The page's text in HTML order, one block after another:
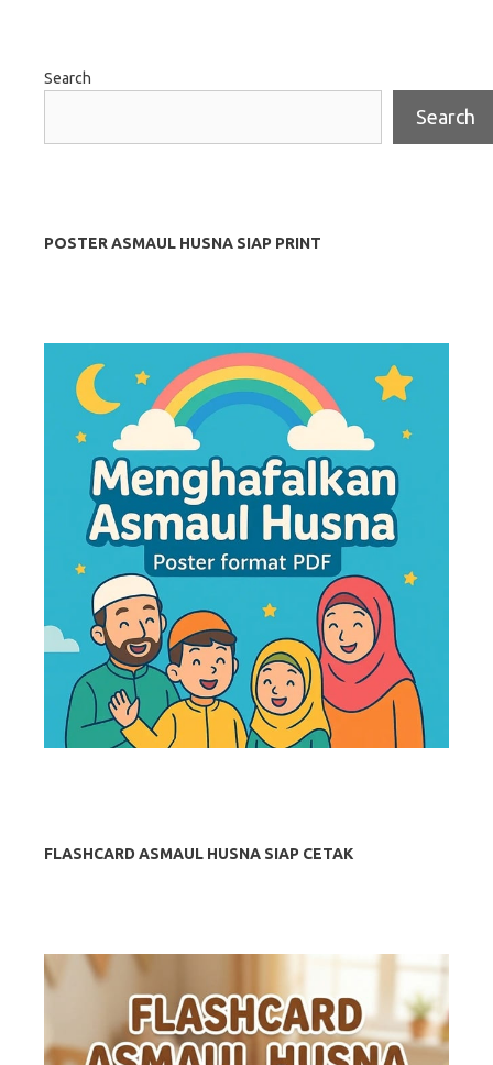
Search
Search
POSTER ASMAUL HUSNA SIAP PRINT
FLASHCARD ASMAUL HUSNA SIAP CETAK